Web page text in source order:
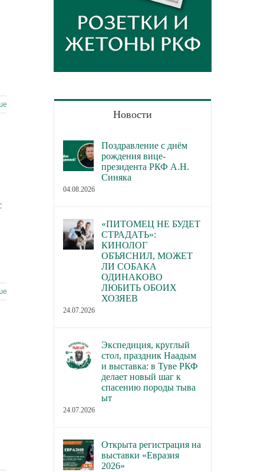
Новости
Поздравление с днём
рождения вице-
президента РКФ А.Н.
Синяка
04.08.2026
«ПИТОМЕЦ НЕ БУДЕТ
СТРАДАТЬ»:
КИНОЛОГ
ОБЪЯСНИЛ, МОЖЕТ
ЛИ СОБАКА
ОДИНАКОВО
ЛЮБИТЬ ОБОИХ
ХОЗЯЕВ
24.07.2026
Экспедиция, круглый
стол, праздник Наадым
и выставка: в Туве РКФ
делает новый шаг к
спасению породы тыва
ыт
24.07.2026
Открыта регистрация на
выставки «Евразия
2026»